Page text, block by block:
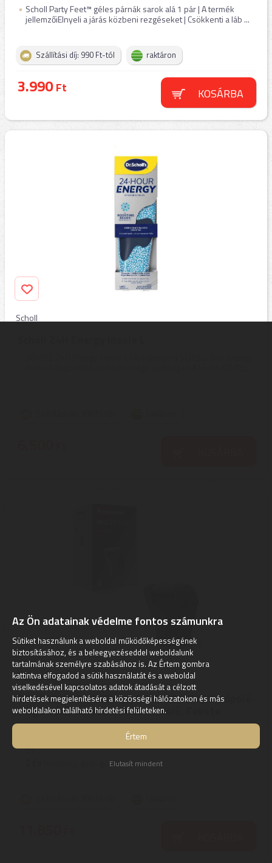
Scholl Party Feet™ géles párnák sarok alá 1 pár | A termék
jellemzőiElnyeli a járás közbeni rezgéseket | Csökkenti a láb ...
Szállítási díj: 990 Ft-tól raktáron
3.990Ft KOSÁRBA
Scholl
PANASONIC MultiShape ER-CFC1-A503 lábápoló
kiegészítő, Mikrokerámia reszelő, Fekete
Panasonic MultiShape ER-CFC1 | Stílusa szerint testre szabható
– a MULTISHAPE modulos testápolási rendszer követi stílusát
és ...
hivatalos, gyári garancia
Az Ön adatainak védelme fontos számunkra
Sütiket használunk a weboldal működőképességének
biztosításához, és a beleegyezéseddel weboldalunk
tartalmának személyre szabásához is. Az Értem gombra
kattintva elfogadod a sütik használatát és a weboldal
viselkedésével kapcsolatos adatok átadását a célzott
hirdetések megjelenítésére a közösségi hálózatokon és más
weboldalakon található hirdetési felületeken.
Értem
Elutasít mindent